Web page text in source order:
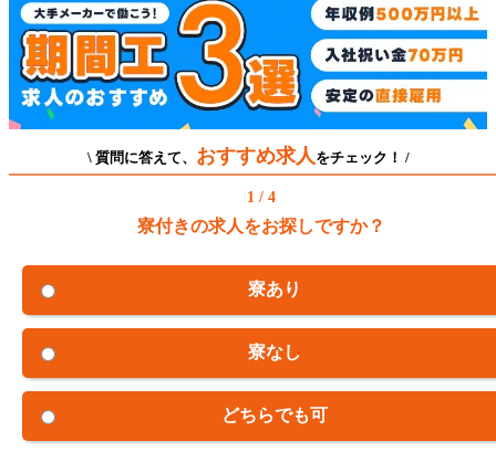
\ 質問に答えて、 おすすめ求人 をチェック！ /
1 / 4
寮付きの求人をお探しですか？
寮あり
寮なし
どちらでも可